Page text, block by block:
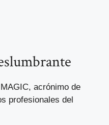
acrónimo de
profesionales del